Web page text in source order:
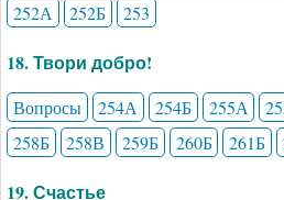
252А
252Б 253
18. Твори добро!
Вопросы 254А 254Б 255А
258Б
258В 259Б 260Б 261Б
19. Счастье